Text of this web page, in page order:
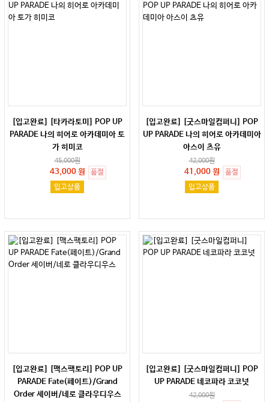
[입고완료] [타카라토미] POP UP
PARADE 나의 히어로 아카데미아 토
가 히미코
45,000원
43,000 원
품절
입고상품
[입고완료] [굿스마일컴퍼니] POP
UP PARADE 나의 히어로 아카데미아
아스이 츠유
42,000원
41,000 원
품절
입고상품
[입고완료] [맥스팩토리] POP UP
PARADE Fate(페이트)/Grand
Order 세이버/네로 클라우디우스
[입고완료] [굿스마일컴퍼니] POP
UP PARADE 네코파라 코코넛
42,000원